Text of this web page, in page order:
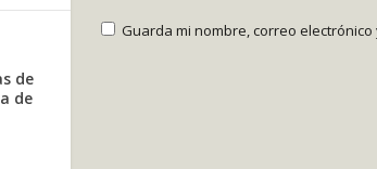
Guarda mi nombre, correo
de
de